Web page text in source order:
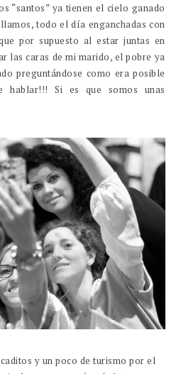
“santos” ya tienen el cielo ganado
todo el día enganchadas con
por supuesto al estar juntas en
las caras de mi marido, el pobre ya
preguntándose como era posible
hablar!!! Si es que somos unas
y un poco de turismo por el